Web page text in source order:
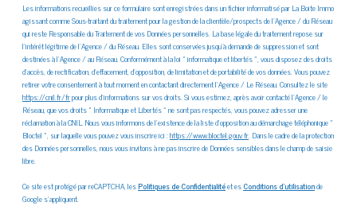
Les informations recueillies sur ce formulaire sont enregistrées dans un fichier informatisé par La Boite Immo
agissant comme Sous-traitant du traitement pour la gestion de la clientèle/prospects de l'Agence / du Réseau
qui reste Responsable du Traitement de vos Données personnelles. La base légale du traitement repose sur
l'intérêt légitime de l'Agence / du Réseau. Elles sont conservées jusqu'à demande de suppression et sont
destinées à l'Agence / au Réseau. Conformément à la loi « informatique et libertés », vous disposez des droits
d’accès, de rectification, d’effacement, d’opposition, de limitation et de portabilité de vos données. Vous pouvez
retirer votre consentement à tout moment en contactant directement l’Agence / Le Réseau. Consultez le site
https://cnil.fr/frpour plus d’informations sur vos droits. Si vous estimez, après avoir contacté l'Agence / le
Réseau, que vos droits « Informatique et Libertés » ne sont pas respectés, vous pouvez adresser une
réclamation à la CNIL. Nous vous informons de l’existence de la liste d'opposition au démarchage téléphonique «
Bloctel », sur laquelle vous pouvez vous inscrire ici :https://www.bloctel.gouv.fr. Dans le cadre de la protection
des Données personnelles, nous vous invitons à ne pas inscrire de Données sensibles dans le champ de saisie
libre.
Ce site est protégé par reCAPTCHA, lesPolitiques de Confidentialitéet esConditions d'utilisationde
Google s'appliquent.